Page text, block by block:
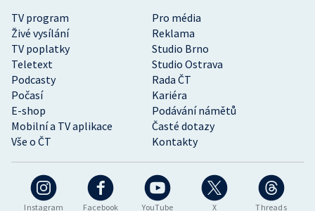
Instagram Facebook YouTube X Threads
TV program
Pro média
Živé vysílání
Reklama
TV poplatky
Studio Brno
Teletext
Studio Ostrava
Podcasty
Rada ČT
Počasí
Kariéra
E-shop
Podávání námětů
Mobilní a TV aplikace
Časté dotazy
Vše o ČT
Kontakty